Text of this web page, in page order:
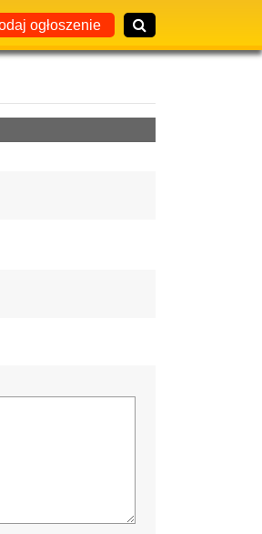
ogłoszenie